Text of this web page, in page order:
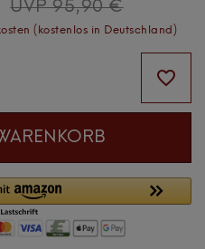
UVP 95,90 €
(kostenlos in Deutschland)